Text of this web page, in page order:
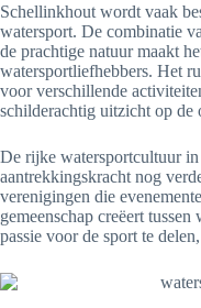
Schellinkhout wordt vaak
watersport. De combinatie
de prachtige natuur maakt
watersportliefhebbers. Het
voor verschillende
schilderachtig uitzicht op de
De rijke watersportcultuur
aantrekkingskracht nog
verenigingen die
gemeenschap creëert
passie voor de sport te